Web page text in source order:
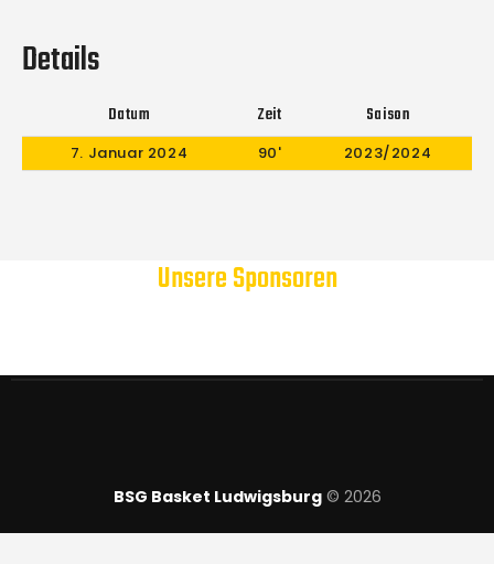
Details
Datum Zeit Saison
7. Januar 2024 90' 2023/2024
Unsere Sponsoren
BSG Basket Ludwigsburg© 2026